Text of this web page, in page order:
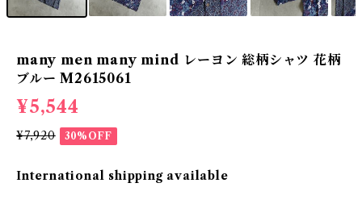
many men many mind レーヨン 総柄シャツ 花柄
ブルー M2615061
¥5,544
¥7,920 30%OFF
International shipping available